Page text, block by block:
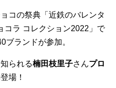
コの祭典「近鉄のバレンタ
コラ コレクション2022」で
ブランドが参加。
られる楠田枝里子さんプロ
場！